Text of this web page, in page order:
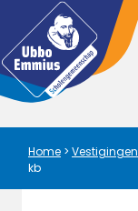
Home > Vestigingen
kb